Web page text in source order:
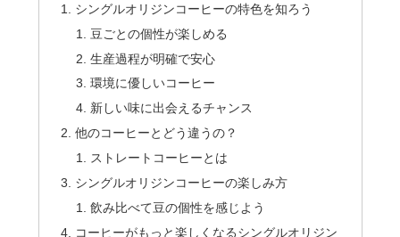
シングルオリジンコーヒーの特色を知ろう
豆ごとの個性が楽しめる
生産過程が明確で安心
環境に優しいコーヒー
新しい味に出会えるチャンス
他のコーヒーとどう違うの？
ストレートコーヒーとは
シングルオリジンコーヒーの楽しみ方
飲み比べて豆の個性を感じよう
コーヒーがもっと楽しくなるシングルオリジン